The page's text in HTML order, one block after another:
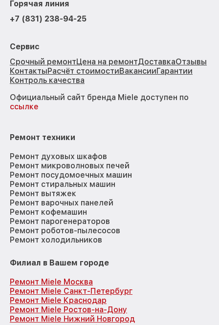
Горячая линия
+7 (831) 238-94-25
Сервис
Срочный ремонтЦена на ремонтДоставкаОтзывы
КонтактыРасчёт стоимостиВакансииГарантии
Контроль качества
Официальный сайт бренда Miele доступен по
ссылке
Ремонт техники
Ремонт духовых шкафов
Ремонт микроволновых печей
Ремонт посудомоечных машин
Ремонт стиральных машин
Ремонт вытяжек
Ремонт варочных панелей
Ремонт кофемашин
Ремонт парогенераторов
Ремонт роботов-пылесосов
Ремонт холодильников
Филиал в Вашем городе
Ремонт Miele Москва
Ремонт Miele Санкт-Петербург
Ремонт Miele Краснодар
Ремонт Miele Ростов-на-Дону
Ремонт Miele Нижний Новгород